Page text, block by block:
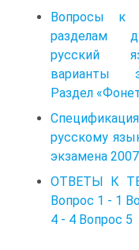
Вопросы к
разделам
русский
варианты
Раздел
русскому
экзамена
ОТВЕТЫ К
Вопрос 1 - 1
4 - 4 Вопрос 5